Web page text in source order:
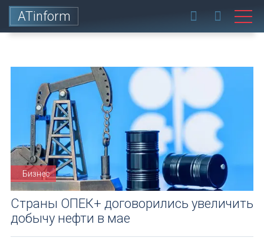
ATinform
Бизнес
Страны ОПЕК+ договорились увеличить
добычу нефти в мае